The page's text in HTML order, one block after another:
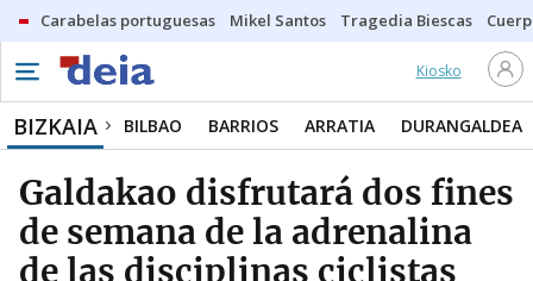
Carabelas portuguesas Mikel Santos Tragedia Biescas
Kiosko
BIZKAIA BILBAO BARRIOS ARRATIA DURANGALDEA
Galdakao disfrutará dos fines
de semana de la adrenalina
de las disciplinas ciclistas